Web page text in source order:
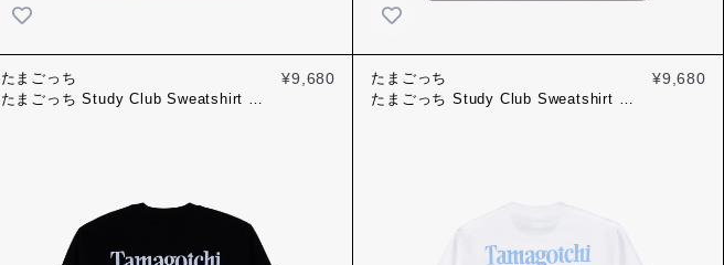
たまごっち
たまごっち Study Club Sweatshirt ブ
¥9,680
たまごっち
たまごっち Study Club Sweatshirt ホ
¥9,680